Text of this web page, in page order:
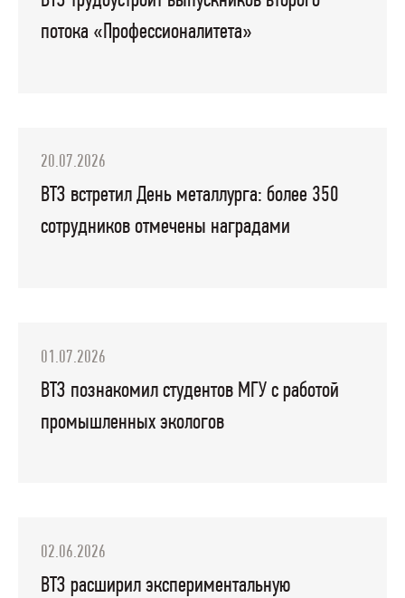
потока «Профессионалитета»
20.07.2026
ВТЗ встретил День металлурга: более 350
сотрудников отмечены наградами
01.07.2026
ВТЗ познакомил студентов МГУ с работой
промышленных экологов
02.06.2026
ВТЗ расширил экспериментальную